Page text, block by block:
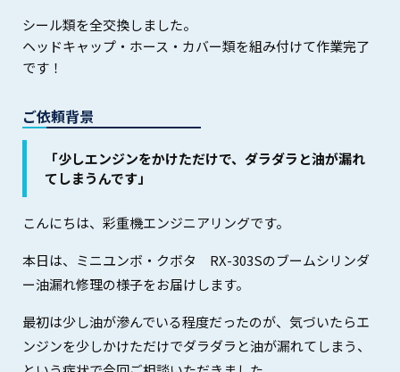
シール類を全交換しました。
ヘッドキャップ・ホース・カバー類を組み付けて作業完了
です！
ご依頼背景
「少しエンジンをかけただけで、ダラダラと油が漏れ
てしまうんです」
こんにちは、彩重機エンジニアリングです。
本日は、ミニユンボ・クボタ RX-303Sのブームシリンダ
ー油漏れ修理の様子をお届けします。
最初は少し油が滲んでいる程度だったのが、気づいたらエ
ンジンを少しかけただけでダラダラと油が漏れてしまう、